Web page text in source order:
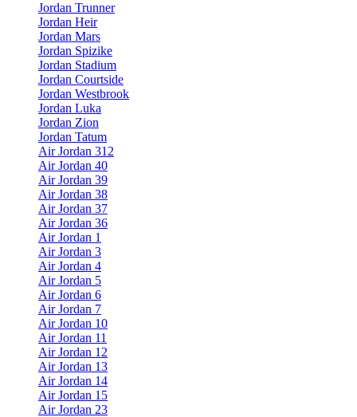
Jordan Trunner
Jordan Heir
Jordan Mars
Jordan Spizike
Jordan Stadium
Jordan Courtside
Jordan Westbrook
Jordan Luka
Jordan Zion
Jordan Tatum
Air Jordan 312
Air Jordan 40
Air Jordan 39
Air Jordan 38
Air Jordan 37
Air Jordan 36
Air Jordan 1
Air Jordan 3
Air Jordan 4
Air Jordan 5
Air Jordan 6
Air Jordan 7
Air Jordan 10
Air Jordan 11
Air Jordan 12
Air Jordan 13
Air Jordan 14
Air Jordan 15
Air Jordan 23